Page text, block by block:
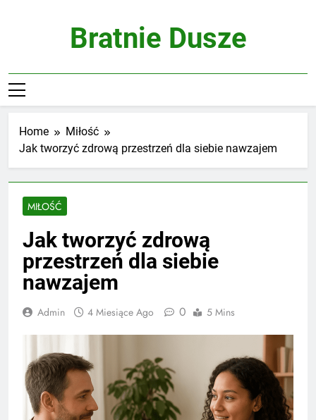
Bratnie Dusze
Home
Miłość
Jak tworzyć zdrową przestrzeń dla siebie nawzajem
MIŁOŚĆ
Jak tworzyć zdrową
przestrzeń dla siebie
nawzajem
Admin 4 Miesiące Ago 0 5 Mins